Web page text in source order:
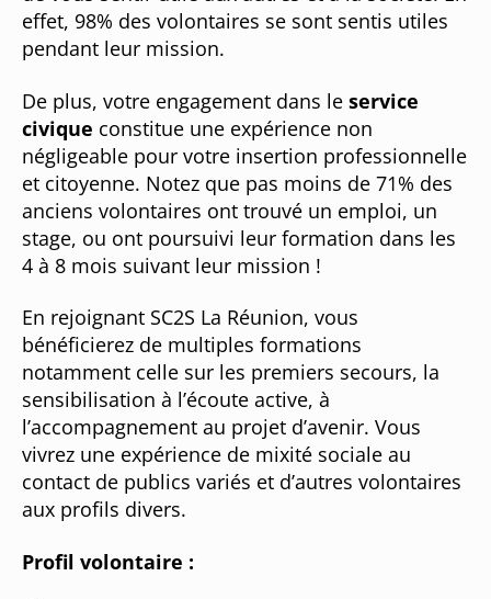
effet, 98% des volontaires se sont sentis utiles
pendant leur mission.
De plus, votre engagement dans le service
civique constitue une expérience non
négligeable pour votre insertion professionnelle
et citoyenne. Notez que pas moins de 71% des
anciens volontaires ont trouvé un emploi, un
stage, ou ont poursuivi leur formation dans les
4 à 8 mois suivant leur mission !
En rejoignant SC2S La Réunion, vous
bénéficierez de multiples formations
notamment celle sur les premiers secours, la
sensibilisation à l’écoute active, à
l’accompagnement au projet d’avenir. Vous
vivrez une expérience de mixité sociale au
contact de publics variés et d’autres volontaires
aux profils divers.
Profil volontaire :